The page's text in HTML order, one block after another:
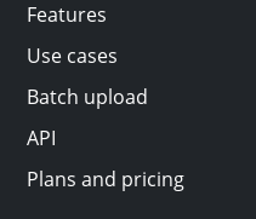
Features
Use cases
Batch upload
API
Plans and pricing